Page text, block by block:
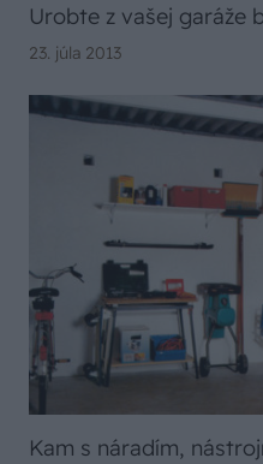
Urobte z vašej garáže
23. júla 2013
Kam s náradím,